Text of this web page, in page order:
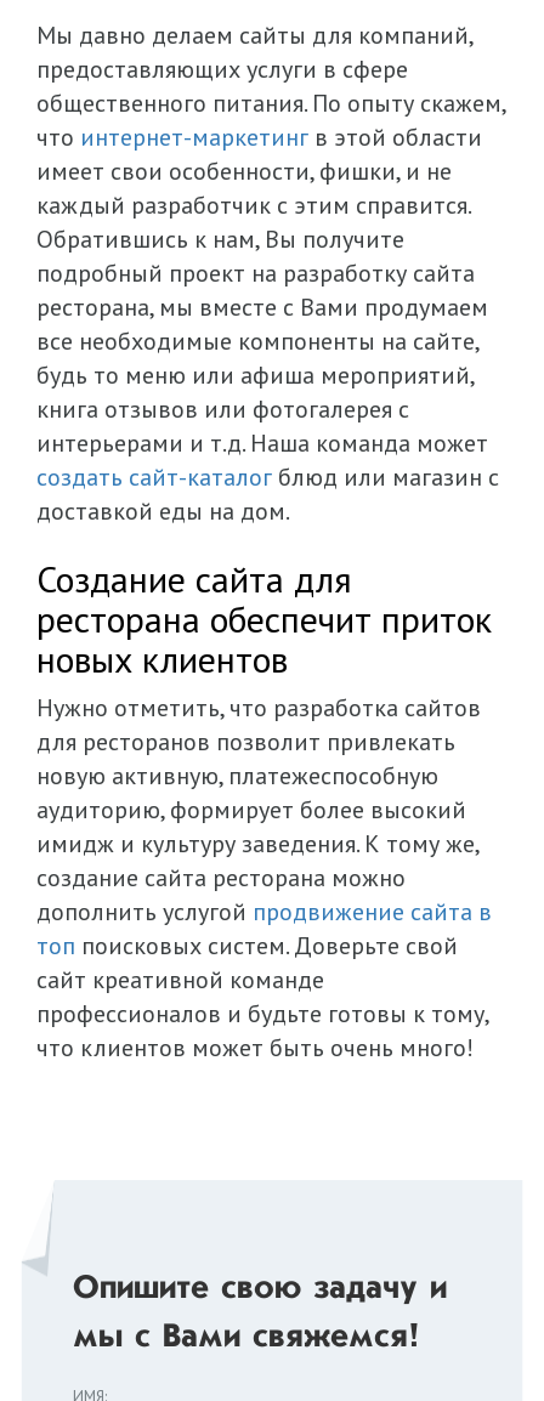
Мы давно делаем сайты для компаний,
предоставляющих услуги в сфере
общественного питания. По опыту скажем,
что интернет-маркетинг в этой области
имеет свои особенности, фишки, и не
каждый разработчик с этим справится.
Обратившись к нам, Вы получите
подробный проект на разработку сайта
ресторана, мы вместе с Вами продумаем
все необходимые компоненты на сайте,
будь то меню или афиша мероприятий,
книга отзывов или фотогалерея с
интерьерами и т.д. Наша команда может
создать сайт-каталог блюд или магазин с
доставкой еды на дом.
Создание сайта для
ресторана обеспечит приток
новых клиентов
Нужно отметить, что разработка сайтов
для ресторанов позволит привлекать
новую активную, платежеспособную
аудиторию, формирует более высокий
имидж и культуру заведения. К тому же,
создание сайта ресторана можно
дополнить услугой продвижение сайта в
топ поисковых систем. Доверьте свой
сайт креативной команде
профессионалов и будьте готовы к тому,
что клиентов может быть очень много!
Опишите свою задачу и
мы с Вами свяжемся!
ИМЯ: